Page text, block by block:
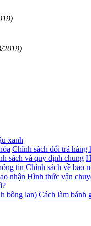
2019)
xanh
Chính sách đổi trả hàng
Chính sách về bảo
Hình thức vận
Cách làm bánh